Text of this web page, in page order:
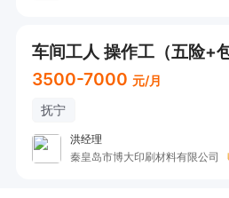
3500-7000 元/月
抚宁
洪经理
秦皇岛市博大印刷材料有限公司